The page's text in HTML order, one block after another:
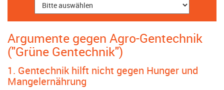
Argumente gegen Agro-Gentechnik
("Grüne Gentechnik")
1. Gentechnik hilft nicht gegen Hunger und
Mangelernährung